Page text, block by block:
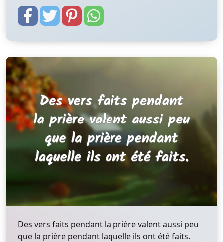
Des vers faits pendant la prière valent aussi peu
que la prière pendant laquelle ils ont été faits.